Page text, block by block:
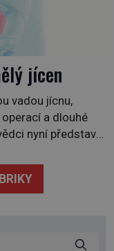
jícen
vadou jícnu,
a dlouhé
nyní představili
funkční náhradu
na zvířatech.